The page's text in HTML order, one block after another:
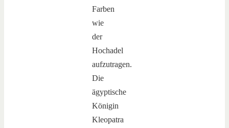
Farben
wie
der
Hochadel
aufzutragen.
Die
ägyptische
Königin
Kleopatra